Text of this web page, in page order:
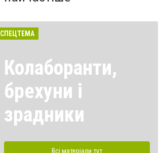
СПЕЦТЕМА
Колаборанти,
брехуни і
зрадники
Всі матеріали тут